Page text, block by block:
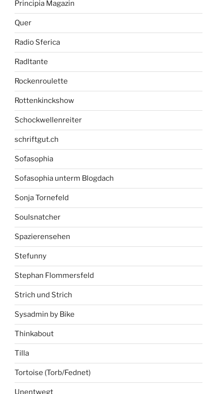
Principia Magazin
Quer
Radio Sferica
Radltante
Rockenroulette
Rottenkinckshow
Schockwellenreiter
schriftgut.ch
Sofasophia
Sofasophia unterm Blogdach
Sonja Tornefeld
Soulsnatcher
Spazierensehen
Stefunny
Stephan Flommersfeld
Strich und Strich
Sysadmin by Bike
Thinkabout
Tilla
Tortoise (Torb/Fednet)
Unentwegt